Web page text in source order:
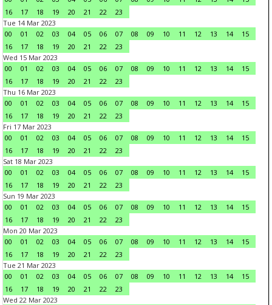
16
17 18 19 20 21 22
23
Tue 14 Mar 2023
00
01 02 03 04 05 06 07 08 09 10 11 12 13 14
15
16
17 18 19 20 21 22
23
Wed 15 Mar 2023
00
01 02 03 04 05 06 07 08 09 10 11 12 13 14
15
16
17 18 19 20 21 22
23
Thu 16 Mar 2023
00
01 02 03 04 05 06 07 08 09 10 11 12 13 14
15
16
17 18 19 20 21 22
23
Fri 17 Mar 2023
00
01 02 03 04 05 06 07 08 09 10 11 12 13 14
15
16
17 18 19 20 21 22
23
Sat 18 Mar 2023
00
01 02 03 04 05 06 07 08 09 10 11 12 13 14
15
16
17 18 19 20 21 22
23
Sun 19 Mar 2023
00
01 02 03 04 05 06 07 08 09 10 11 12 13 14
15
16
17 18 19 20 21 22
23
Mon 20 Mar 2023
00
01 02 03 04 05 06 07 08 09 10 11 12 13 14
15
16
17 18 19 20 21 22
23
Tue 21 Mar 2023
00
01 02 03 04 05 06 07 08 09 10 11 12 13 14
15
16
17 18 19 20 21 22
23
Wed 22 Mar 2023